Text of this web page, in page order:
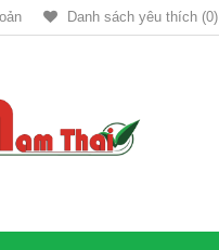
Danh sách yêu thích (0)